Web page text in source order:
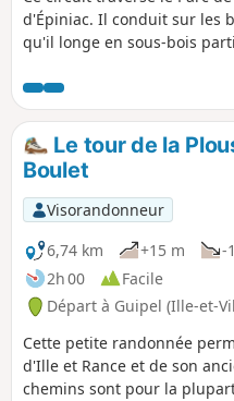
d'Épiniac. Il conduit sur les
qu'il longe en sous-bois
moitié sur des sentiers. La
du Brégain, qui offre une
Guyoult au Nord. Par bau
Michel dans le Nord-Est.
routes assez agréables en
qui permettent de découvrir
belles maisons en pierre.
Le tour de la
Boulet
Visorandonneur
6,74 km
+15 m
-
2h 00
Facile
Départ à Guipel (Ille-et-
Cette petite randonnée
d'Ille et Rance et de son
chemins sont pour la